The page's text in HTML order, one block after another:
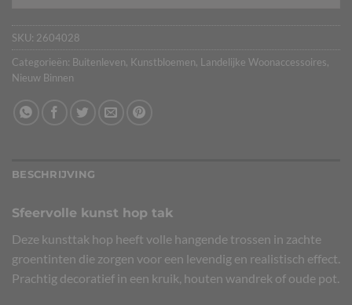
SKU: 2604028
Categorieën: Buitenleven, Kunstbloemen, Landelijke Woonaccessoires,
Nieuw Binnen
BESCHRIJVING
Sfeervolle kunst hop tak
Deze kunsttak hop heeft volle hangende trossen in zachte
groentinten die zorgen voor een levendig en realistisch effect.
Prachtig decoratief in een kruik, houten wandrek of oude pot.